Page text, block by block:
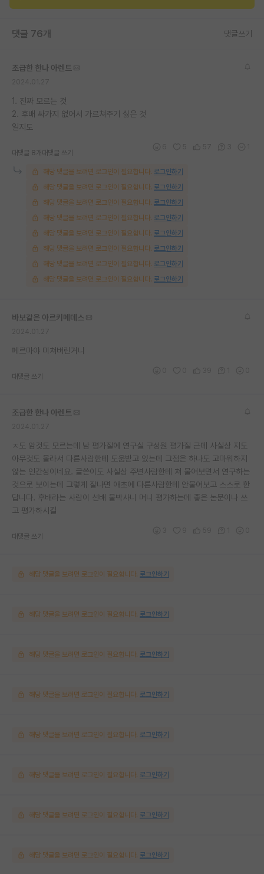
댓글 76개 댓글쓰기
조급한 한나 아렌트
1. 진짜 모르는 것
2. 후배 싸가지 없어서 가르쳐주기 싫은 것
일지도
대댓글 8개 대댓글 쓰기
해당 댓글을 보려면 로그인이 필요합니다. 로그인하기
해당 댓글을 보려면 로그인이 필요합니다. 로그인하기
해당 댓글을 보려면 로그인이 필요합니다. 로그인하기
해당 댓글을 보려면 로그인이 필요합니다. 로그인하기
해당 댓글을 보려면 로그인이 필요합니다. 로그인하기
해당 댓글을 보려면 로그인이 필요합니다. 로그인하기
해당 댓글을 보려면 로그인이 필요합니다. 로그인하기
해당 댓글을 보려면 로그인이 필요합니다. 로그인하기
바보같은 아르키메데스
페르마야 미쳐버린거니
대댓글 쓰기
조급한 한나 아렌트
ㅈ도 암것도 모르는데 남 평가질에 연구실 구성원 평가질 근데 사실상 지도
아무것도 몰라서 다른사람한테 도움받고 있는데 그점은 하나도 고마워하지
않는 인간성이네요. 글쓴이도 사실상 주변사람한테 쳐 물어보면서 연구하는
것으로 보이는데 그렇게 잘나면 애초에 다른사람한테 안물어보고 스스로 한
답니다. 후배라는 사람이 선배 물박사니 머니 평가하는데 좋은 논문이나 쓰
고 평가하시길
대댓글 쓰기
해당 댓글을 보려면 로그인이 필요합니다. 로그인하기
해당 댓글을 보려면 로그인이 필요합니다. 로그인하기
해당 댓글을 보려면 로그인이 필요합니다. 로그인하기
해당 댓글을 보려면 로그인이 필요합니다. 로그인하기
해당 댓글을 보려면 로그인이 필요합니다. 로그인하기
해당 댓글을 보려면 로그인이 필요합니다. 로그인하기
해당 댓글을 보려면 로그인이 필요합니다. 로그인하기
해당 댓글을 보려면 로그인이 필요합니다. 로그인하기